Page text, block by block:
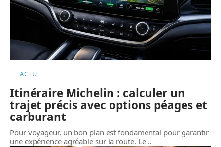
ACTU
Itinéraire Michelin : calculer un
trajet précis avec options péages et
carburant
Pour voyageur, un bon plan est fondamental pour garantir
une expérience agréable sur la route. Le…